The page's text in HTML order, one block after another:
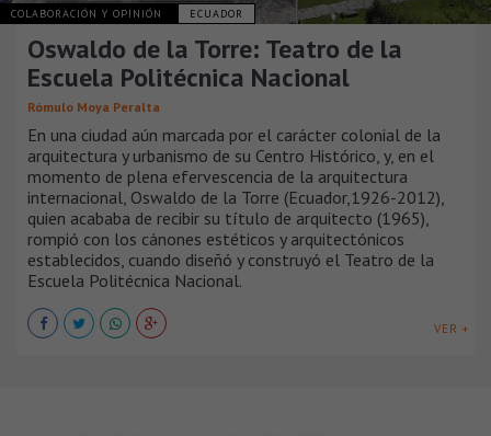
COLABORACIÓN Y OPINIÓN ECUADOR
Oswaldo de la Torre: Teatro de la
Escuela Politécnica Nacional
Rómulo Moya Peralta
En una ciudad aún marcada por el carácter colonial de la
arquitectura y urbanismo de su Centro Histórico, y, en el
momento de plena efervescencia de la arquitectura
internacional, Oswaldo de la Torre (Ecuador,1926-2012),
quien acababa de recibir su título de arquitecto (1965),
rompió con los cánones estéticos y arquitectónicos
establecidos, cuando diseñó y construyó el Teatro de la
Escuela Politécnica Nacional.
VER +